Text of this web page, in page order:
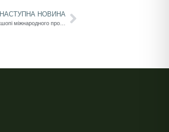
НАСТУПНА НОВИНА
Участь представників Університету Ушинського у фінальному воркшопі міжнародного проєкту TURBO